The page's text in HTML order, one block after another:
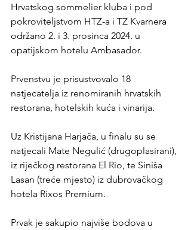
Hrvatskog sommelier kluba i pod
pokroviteljstvom HTZ-a i TZ Kvarnera
održano 2. i 3. prosinca 2024. u
opatijskom hotelu Ambasador.
Prvenstvu je prisustvovalo 18
natjecatelja iz renomiranih hrvatskih
restorana, hotelskih kuća i vinarija.
Uz Kristijana Harjača, u finalu su se
natjecali Mate Negulić (drugoplasirani),
iz riječkog restorana El Rio, te Siniša
Lasan (treće mjesto) iz dubrovačkog
hotela Rixos Premium.
Prvak je sakupio najviše bodova u